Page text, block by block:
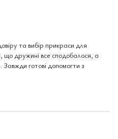
та вибір прикраси для
що дружині все сподобалося, а
Завжди готові допомогти з